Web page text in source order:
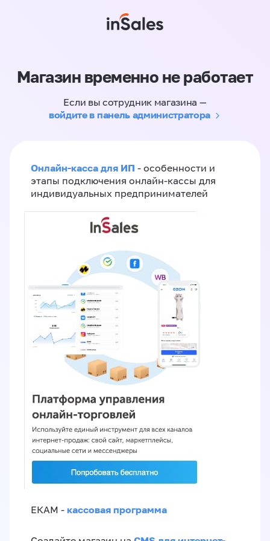
Магазин временно не работает
Если вы сотрудник магазина —
войдите в панель администратора
Онлайн-касса для ИП - особенности и
этапы подключения онлайн-кассы для
индивидуальных предпринимателей
ЕКАМ - кассовая программа